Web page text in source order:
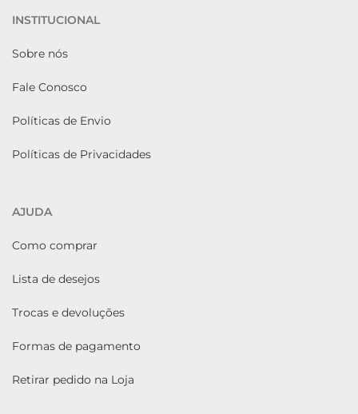
INSTITUCIONAL
Sobre nós
Fale Conosco
Políticas de Envio
Políticas de Privacidades
AJUDA
Como comprar
Lista de desejos
Trocas e devoluções
Formas de pagamento
Retirar pedido na Loja